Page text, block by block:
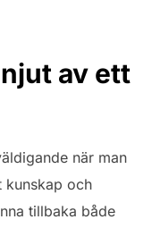
av ett
när man
kunskap och
tillbaka både